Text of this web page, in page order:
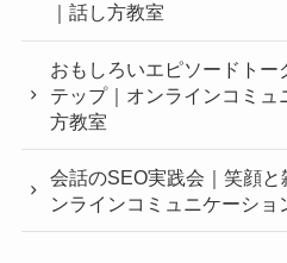
｜話し方教室
おもしろいエピソードト
テップ｜オンラインコミュ
方教室
会話のSEO実践会｜笑顔
ンラインコミュニケーショ